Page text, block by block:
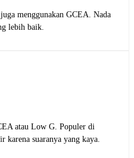
menggunakan GCEA. Nada
lebih baik.
atau Low G. Populer di
karena suaranya yang kaya.